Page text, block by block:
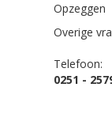
Opzeggen
Overige
Telefoon:
0251 -